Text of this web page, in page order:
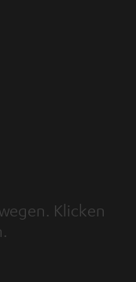
Klicken